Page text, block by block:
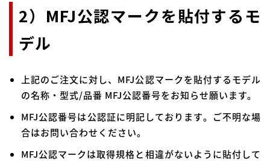
2）MFJ公認マークを貼付するモ
デル
上記のご注文に対し、MFJ公認マークを貼付するモデル
の名称・型式/品番 MFJ公認番号をお知らせ願います。
MFJ公認番号は公認証に明記しております。ご不明な場
合はお問い合わせください。
MFJ公認マークは取得規格と相違がないように貼付して